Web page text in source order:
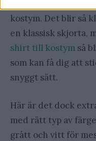
kostym. Det blir så
en klassisk skjorta,
shirt till kostym så
som kan få dig att
snyggt sätt.
Här är det dock
med rätt typ av
grått och vitt för